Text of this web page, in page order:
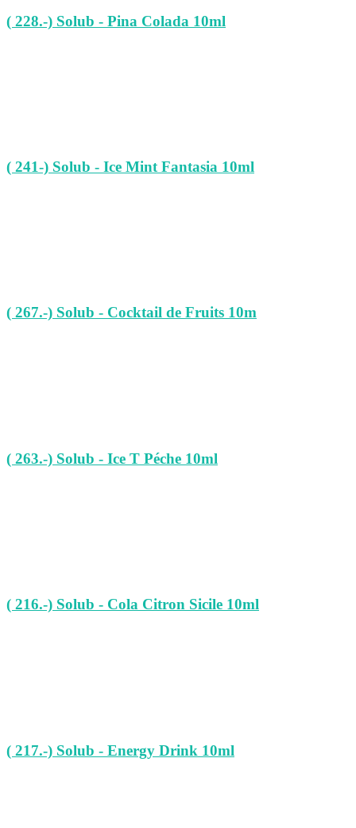
( 228.-) Solub - Pina Colada 10ml
( 241-) Solub - Ice Mint Fantasia 10ml
( 267.-) Solub - Cocktail de Fruits 10m
( 263.-) Solub - Ice T Péche 10ml
( 216.-) Solub - Cola Citron Sicile 10ml
( 217.-) Solub - Energy Drink 10ml